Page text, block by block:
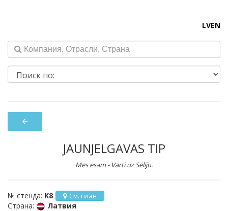
LVEN
arrow_back
JAUNJELGAVAS TIP
Mēs esam - Vārti uz Sēliju.
№ стенда: K8 См. план
Страна: Латвия